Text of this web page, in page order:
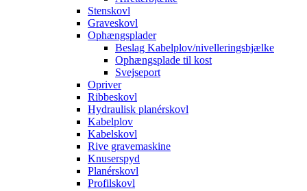
Stenskovl
Graveskovl
Ophængsplader
Beslag Kabelplov/nivelleringsbjælke
Ophængsplade til kost
Svejseport
Opriver
Ribbeskovl
Hydraulisk planérskovl
Kabelplov
Kabelskovl
Rive gravemaskine
Knuserspyd
Planérskovl
Profilskovl